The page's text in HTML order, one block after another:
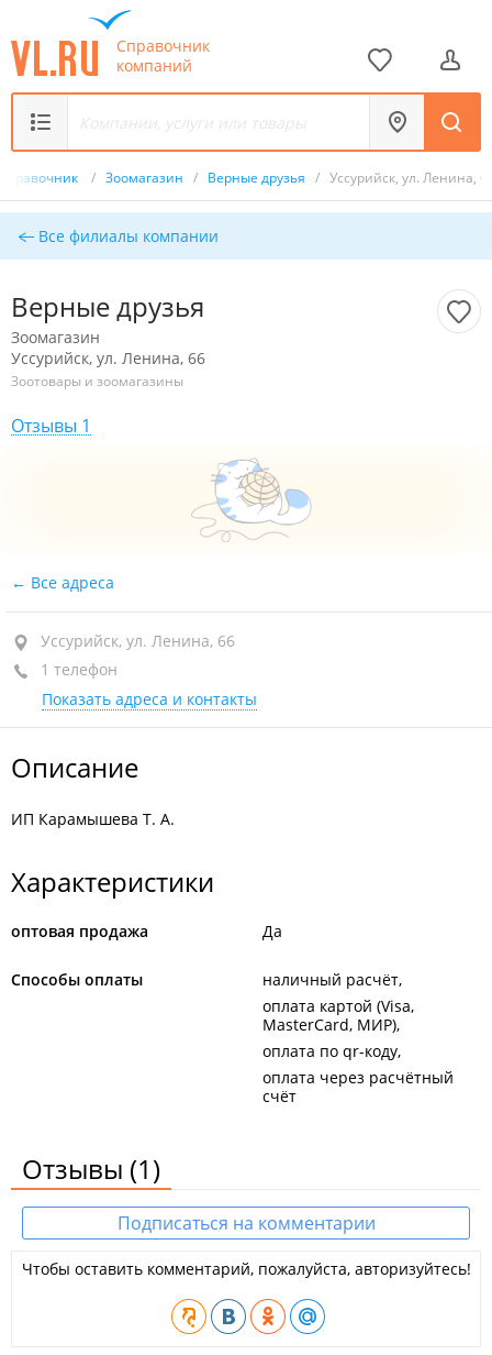
Справочник
компаний
Справочник / Зоомагазин / Верные друзья / Уссурийск, ул. Ленина,
Все филиалы компании
Верные друзья
Зоомагазин
Уссурийск, ул. Ленина, 66
Зоотовары и зоомагазины
Отзывы 1
Все адреса
Уссурийск, ул. Ленина, 66
1 телефон
Показать адреса и контакты
Описание
ИП Карамышева Т. А.
Характеристики
оптовая продажа Да
Способы оплаты
наличный расчёт
оплата картой (Visa,
MasterCard, МИР)
оплата по qr-коду
оплата через расчётный
счёт
Отзывы (1)
Подписаться на комментарии
Чтобы оставить комментарий, пожалуйста, авторизуйтесь!